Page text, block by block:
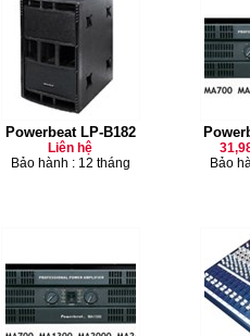
Powerbeat LP-B182
Liên hệ
Bảo hành : 12 tháng
Bảo